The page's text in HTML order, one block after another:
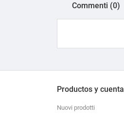
Commenti (0)
Productos y cuenta
Nuovi prodotti